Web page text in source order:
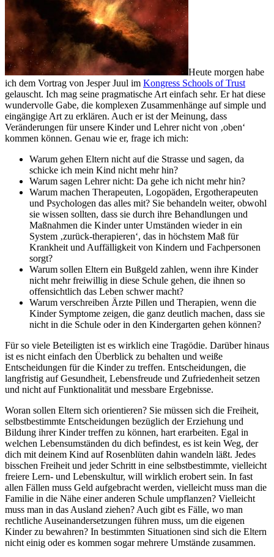
Heute morgen habe
ich dem Vortrag von Jesper Juul im Kongress Schools of Trust
gelauscht. Ich mag seine pragmatische Art einfach sehr. Er hat diese
wundervolle Gabe, die komplexen Zusammenhänge auf simple und
eingängige Art zu erklären. Auch er ist der Meinung, dass
Veränderungen für unsere Kinder und Lehrer nicht von ‚oben‘
kommen können. Genau wie er, frage ich mich:
Warum gehen Eltern nicht auf die Strasse und sagen, da
schicke ich mein Kind nicht mehr hin?
Warum sagen Lehrer nicht: Da gehe ich nicht mehr hin?
Warum machen Therapeuten, Logopäden, Ergotherapeuten
und Psychologen das alles mit? Sie behandeln weiter, obwohl
sie wissen sollten, dass sie durch ihre Behandlungen und
Maßnahmen die Kinder unter Umständen wieder in ein
System ‚zurück-therapieren‘, das in höchstem Maß für
Krankheit und Auffälligkeit von Kindern und Fachpersonen
sorgt?
Warum sollen Eltern ein Bußgeld zahlen, wenn ihre Kinder
nicht mehr freiwillig in diese Schule gehen, die ihnen so
offensichtlich das Leben schwer macht?
Warum verschreiben Ärzte Pillen und Therapien, wenn die
Kinder Symptome zeigen, die ganz deutlich machen, dass sie
nicht in die Schule oder in den Kindergarten gehen können?
Für so viele Beteiligten ist es wirklich eine Tragödie. Darüber hinaus
ist es nicht einfach den Überblick zu behalten und weiße
Entscheidungen für die Kinder zu treffen. Entscheidungen, die
langfristig auf Gesundheit, Lebensfreude und Zufriedenheit setzen
und nicht auf Funktionalität und messbare Ergebnisse.
Woran sollen Eltern sich orientieren? Sie müssen sich die Freiheit,
selbstbestimmte Entscheidungen bezüglich der Erziehung und
Bildung ihrer Kinder treffen zu können, hart erarbeiten. Egal in
welchen Lebensumständen du dich befindest, es ist kein Weg, der
dich mit deinem Kind auf Rosenblüten dahin wandeln läßt. Jedes
bisschen Freiheit und jeder Schritt in eine selbstbestimmte, vielleicht
freiere Lern- und Lebenskultur, will wirklich erobert sein. In fast
allen Fällen muss Geld aufgebracht werden, vielleicht muss man die
Familie in die Nähe einer anderen Schule umpflanzen? Vielleicht
muss man in das Ausland ziehen? Auch gibt es Fälle, wo man
rechtliche Auseinandersetzungen führen muss, um die eigenen
Kinder zu bewahren? In bestimmten Situationen sind sich die Eltern
nicht einig oder es kommen sogar mehrere Umstände zusammen.